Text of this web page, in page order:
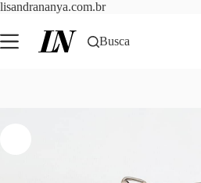
lisandrananya.com.brPular
o
conteúdo
Busca